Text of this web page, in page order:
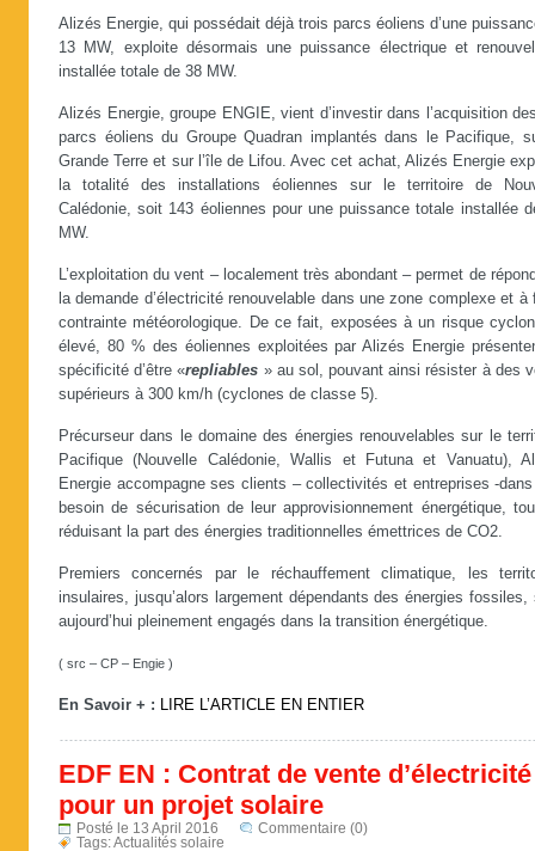
Alizés Energie, qui possédait déjà trois parcs éoliens d’une
13 MW, exploite désormais une puissance électrique et
installée totale de 38 MW.
Alizés Energie, groupe ENGIE, vient d’investir dans l’acquisition
parcs éoliens du Groupe Quadran implantés dans le Pacifique,
Grande Terre et sur l’île de Lifou. Avec cet achat, Alizés Energie
la totalité des installations éoliennes sur le territoire de
Calédonie, soit 143 éoliennes pour une puissance totale installée
MW.
L’exploitation du vent – localement très abondant – permet de
la demande d’électricité renouvelable dans une zone complexe et à
contrainte météorologique. De ce fait, exposées à un risque
élevé, 80 % des éoliennes exploitées par Alizés Energie
spécificité d’être «repliables » au sol, pouvant ainsi résister à des
supérieurs à 300 km/h (cyclones de classe 5).
Précurseur dans le domaine des énergies renouvelables sur le
Pacifique (Nouvelle Calédonie, Wallis et Futuna et Vanuatu),
Energie accompagne ses clients – collectivités et entreprises -
besoin de sécurisation de leur approvisionnement énergétique,
réduisant la part des énergies traditionnelles émettrices de CO2.
Premiers concernés par le réchauffement climatique, les
insulaires, jusqu’alors largement dépendants des énergies fossiles,
aujourd’hui pleinement engagés dans la transition énergétique.
( src – CP – Engie )
En Savoir + : LIRE L’ARTICLE EN ENTIER
EDF EN : Contrat de vente d’électricité
pour un projet solaire
Posté le 13 April 2016
Commentaire (0)
Tags:Actualités solaire